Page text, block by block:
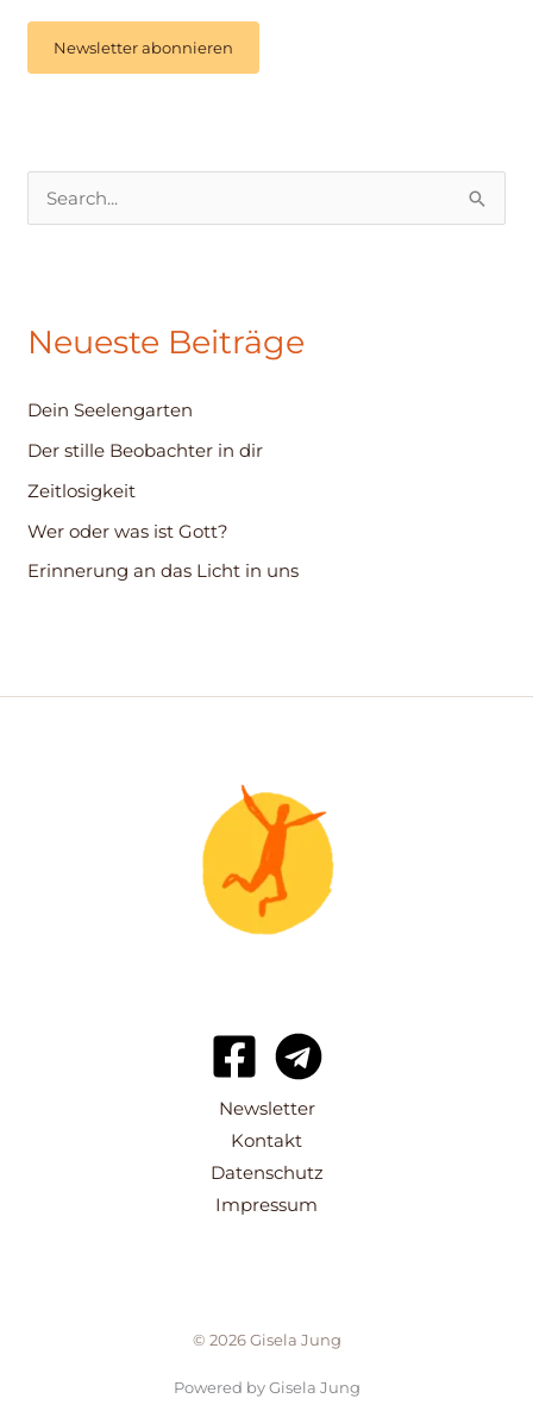
Newsletter abonnieren
e
n
a
c
h
:
Neueste Beiträge
Dein Seelengarten
Der stille Beobachter in dir
Zeitlosigkeit
Wer oder was ist Gott?
Erinnerung an das Licht in uns
Newsletter
Kontakt
Datenschutz
Impressum
© 2026 Gisela Jung
Powered by Gisela Jung